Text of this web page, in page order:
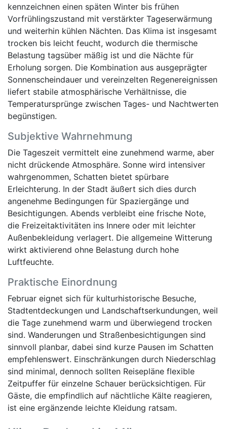
kennzeichnen einen späten Winter bis frühen
Vorfrühlingszustand mit verstärkter Tageserwärmung
und weiterhin kühlen Nächten. Das Klima ist insgesamt
trocken bis leicht feucht, wodurch die thermische
Belastung tagsüber mäßig ist und die Nächte für
Erholung sorgen. Die Kombination aus ausgeprägter
Sonnenscheindauer und vereinzelten Regenereignissen
liefert stabile atmosphärische Verhältnisse, die
Temperatursprünge zwischen Tages- und Nachtwerten
begünstigen.
Subjektive Wahrnehmung
Die Tageszeit vermittelt eine zunehmend warme, aber
nicht drückende Atmosphäre. Sonne wird intensiver
wahrgenommen, Schatten bietet spürbare
Erleichterung. In der Stadt äußert sich dies durch
angenehme Bedingungen für Spaziergänge und
Besichtigungen. Abends verbleibt eine frische Note,
die Freizeitaktivitäten ins Innere oder mit leichter
Außenbekleidung verlagert. Die allgemeine Witterung
wirkt aktivierend ohne Belastung durch hohe
Luftfeuchte.
Praktische Einordnung
Februar eignet sich für kulturhistorische Besuche,
Stadtentdeckungen und Landschaftserkundungen, weil
die Tage zunehmend warm und überwiegend trocken
sind. Wanderungen und Straßenbesichtigungen sind
sinnvoll planbar, dabei sind kurze Pausen im Schatten
empfehlenswert. Einschränkungen durch Niederschlag
sind minimal, dennoch sollten Reisepläne flexible
Zeitpuffer für einzelne Schauer berücksichtigen. Für
Gäste, die empfindlich auf nächtliche Kälte reagieren,
ist eine ergänzende leichte Kleidung ratsam.